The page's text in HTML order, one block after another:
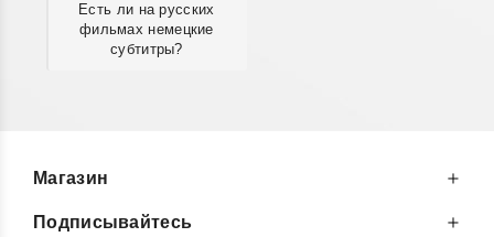
Есть ли на русских
фильмах немецкие
субтитры?
Магазин
Подписывайтесь